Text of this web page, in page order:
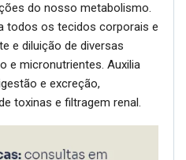
do nosso metabolismo.
todos os tecidos corporais e
e diluição de diversas
e micronutrientes. Auxilia
e excreção,
toxinas e filtragem renal.